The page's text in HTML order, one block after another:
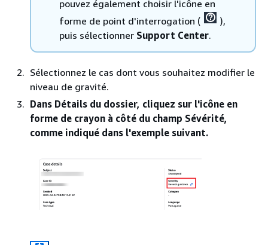
pouvez également choisir l'icône en
forme de point d'interrogation (
),
puis sélectionner Support Center.
Sélectionnez le cas dont vous souhaitez modifier le
niveau de gravité.
Dans Détails du dossier, cliquez sur l'icône en
forme de crayon à côté du champ Sévérité,
comme indiqué dans l'exemple suivant.